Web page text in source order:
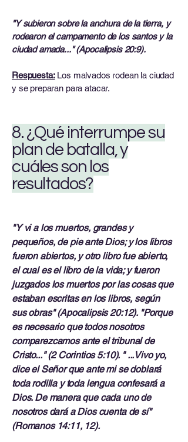
"Y subieron sobre la anchura de la tierra, y
rodearon el campamento de los santos y la
ciudad amada..." (Apocalipsis 20:9).
Respuesta:Los malvados rodean la ciudad
y se preparan para atacar.
8. ¿Qué interrumpe su
plan de batalla, y
cuáles son los
resultados?
"Y vi a los muertos, grandes y
pequeños, de pie ante Dios; y los libros
fueron abiertos, y otro libro fue abierto,
el cual es el libro de la vida; y fueron
juzgados los muertos por las cosas que
estaban escritas en los libros, según
sus obras" (Apocalipsis 20:12). "Porque
es necesario que todos nosotros
comparezcamos ante el tribunal de
Cristo..." (2 Corintios 5:10). " ...Vivo yo,
dice el Señor que ante mi se doblará
toda rodilla y toda lengua confesará a
Dios. De manera que cada uno de
nosotros dará a Dios cuenta de sí"
(Romanos 14:11, 12).